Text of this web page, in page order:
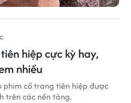
hiệp cực kỳ hay,
nhiều
cổ trang tiên hiệp được
trên các nền tảng.